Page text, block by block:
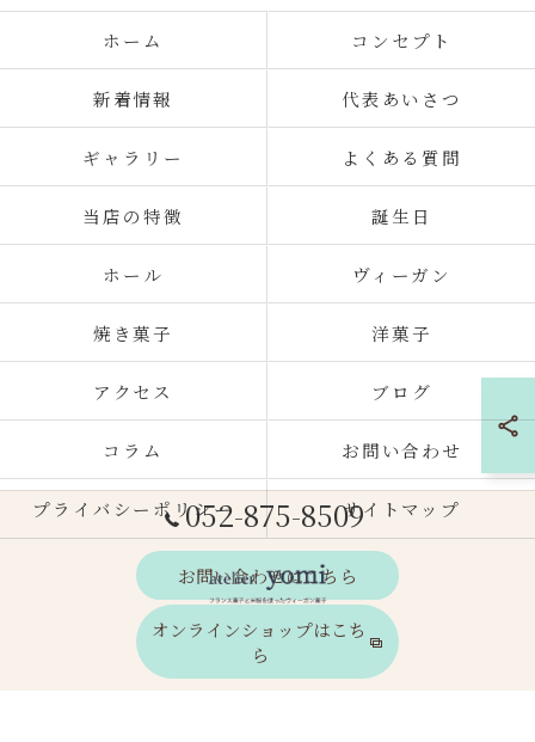
052-875-8509
お問い合わせはこちら
オンラインショップはこち
ら
ホーム コンセプト
新着情報 代表あいさつ
ギャラリー よくある質問
当店の特徴 誕生日
ホール ヴィーガン
焼き菓子 洋菓子
アクセス ブログ
コラム お問い合わせ
プライバシーポリシー サイトマップ
© 2026 愛知県名古屋市のケーキならatelier yomi ALL RIGHTS RESERVED.